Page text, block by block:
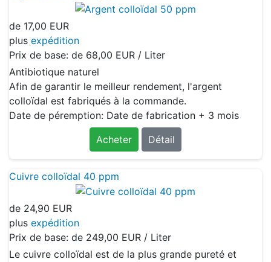
de 17,00 EUR
plus expédition
Prix de base: de 68,00 EUR / Liter
Antibiotique naturel
Afin de garantir le meilleur rendement, l'argent
colloïdal est fabriqués à la commande.
Date de péremption: Date de fabrication + 3 mois
Acheter
Détail
Cuivre colloïdal 40 ppm
de 24,90 EUR
plus expédition
Prix de base: de 249,00 EUR / Liter
Le cuivre colloïdal est de la plus grande pureté et